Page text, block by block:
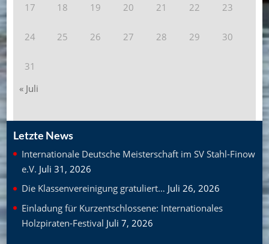
17 18 19 20 21 22 23
24 25 26 27 28 29 30
31
« Juli
Letzte News
Internationale Deutsche Meisterschaft im SV Stahl-Finow
e.V. Juli 31, 2026
Die Klassenvereinigung gratuliert… Juli 26, 2026
Einladung für Kurzentschlossene: Internationales
Holzpiraten-Festival Juli 7, 2026